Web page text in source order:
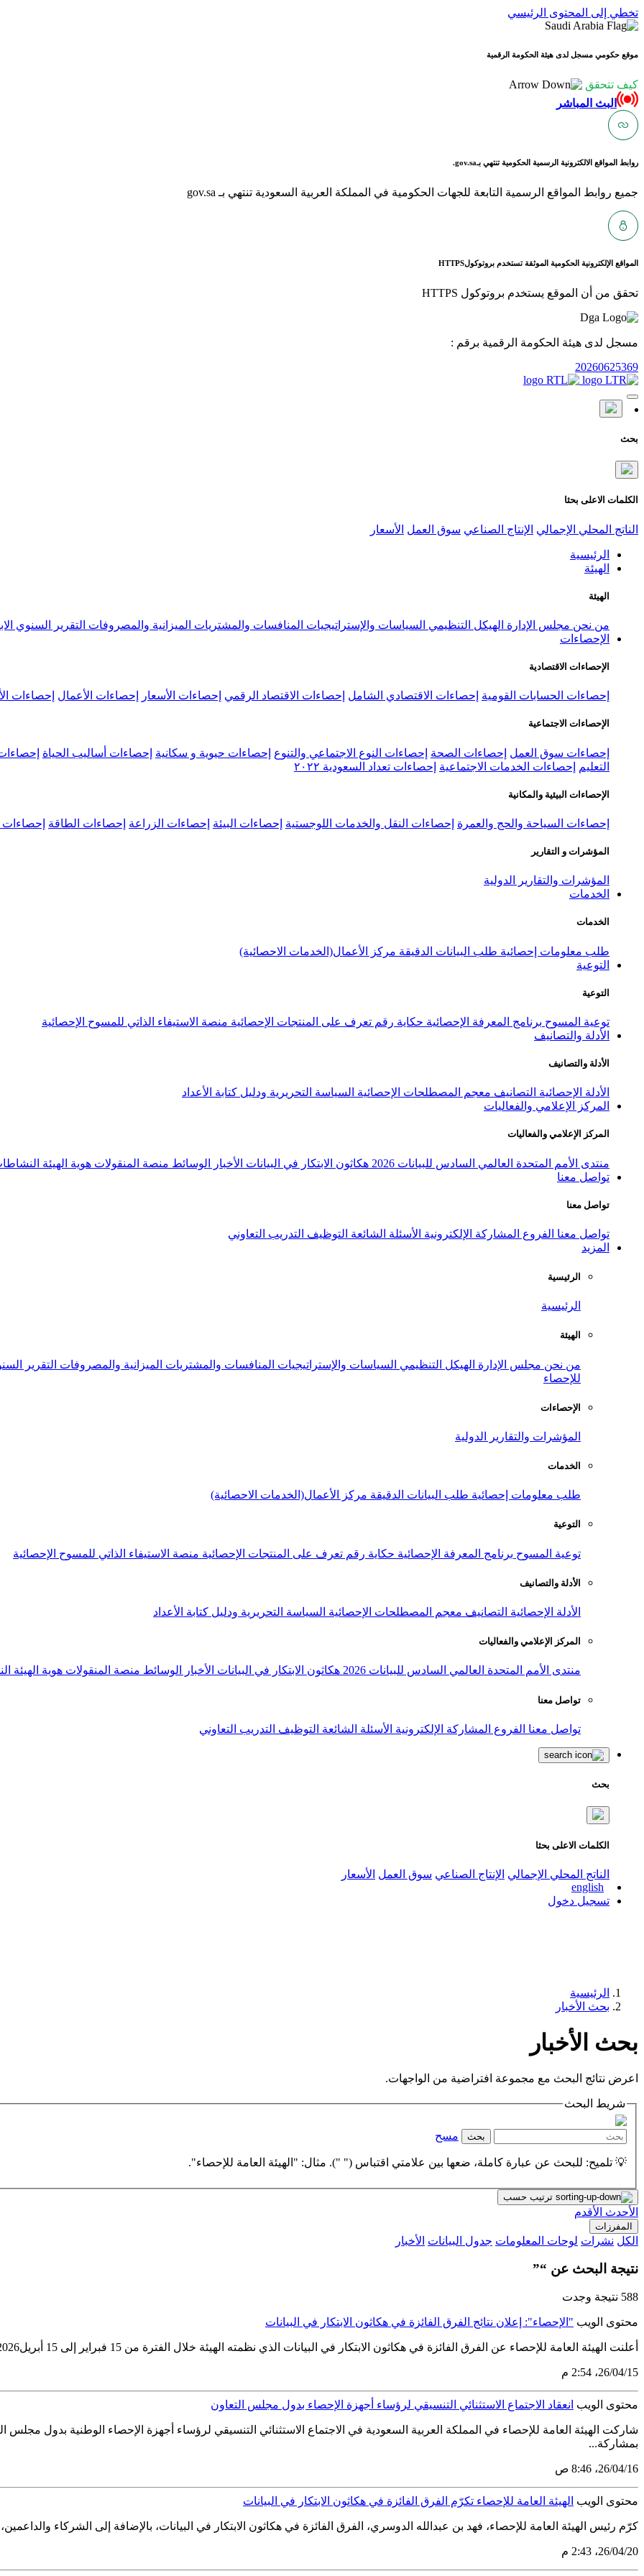
تخطي إلى المحتوى الرئيسي
موقع حكومي مسجل لدى هيئة الحكومة الرقمية
كيف تتحقق
البث المباشر
روابط المواقع الالكترونية الرسمية الحكومية تنتهي بـgov.sa.
جميع روابط المواقع الرسمية التابعة للجهات الحكومية في المملكة العربية السعودية تنتهي بـ gov.sa
المواقع الإلكترونية الحكومية الموثقة تستخدم بروتوكولHTTPS
تحقق من أن الموقع يستخدم بروتوكول HTTPS
مسجل لدى هيئة الحكومة الرقمية برقم :
20260625369
بحث
الكلمات الاعلى بحثا
الناتج المحلي الإجمالي الإنتاج الصناعي سوق العمل الأسعار
الرئيسية
الهيئة
الهيئة
من نحن مجلس الإدارة الهيكل التنظيمي السياسات والإستراتيجيات المنافسات والمشتريات الميزانية والمصروفات التقرير السنوي
الإحصاءات
الإحصاءات الاقتصادية
إحصاءات الحسابات القومية إحصاءات الاقتصادي الشامل إحصاءات الاقتصاد الرقمي إحصاءات الأسعار إحصاءات الأعمال إحصاءات
الإحصاءات الاجتماعية
إحصاءات سوق العمل إحصاءات الصحة إحصاءات النوع الاجتماعي والتنوع إحصاءات حيوية و سكانية إحصاءات أساليب الحياة
التعليم
إحصاءات الخدمات الاجتماعية إحصاءات تعداد السعودية ٢٠٢٢
الإحصاءات البيئية والمكانية
إحصاءات السياحة والحج والعمرة إحصاءات النقل والخدمات اللوجستية إحصاءات البيئة إحصاءات الزراعة إحصاءات الطاقة إحصاءات
المؤشرات و التقارير
المؤشرات والتقارير الدولية
الخدمات
الخدمات
طلب معلومات إحصائية طلب البيانات الدقيقة مركز الأعمال(الخدمات الاحصائية)
التوعية
التوعية
توعية المسوح برنامج المعرفة الإحصائية حكاية رقم تعرف على المنتجات الإحصائية منصة الاستيفاء الذاتي للمسوح الإحصائية
الأدلة والتصانيف
الأدلة والتصانيف
الأدلة الإحصائية التصانيف معجم المصطلحات الإحصائية السياسة التحريرية ودليل كتابة الأعداد
المركز الإعلامي والفعاليات
المركز الإعلامي والفعاليات
منتدى الأمم المتحدة العالمي السادس للبيانات 2026 هكاثون الابتكار في البيانات الأخبار الوسائط منصة المنقولات هوية الهيئة
تواصل معنا
تواصل معنا
تواصل معنا الفروع المشاركة الإلكترونية الأسئلة الشائعة التوظيف التدريب التعاوني
المزيد
الرئيسية
الرئيسية
الهيئة
من نحن مجلس الإدارة الهيكل التنظيمي السياسات والإستراتيجيات المنافسات والمشتريات الميزانية والمصروفات التقرير
للإحصاء
الإحصاءات
المؤشرات والتقارير الدولية
الخدمات
طلب معلومات إحصائية طلب البيانات الدقيقة مركز الأعمال(الخدمات الاحصائية)
التوعية
توعية المسوح برنامج المعرفة الإحصائية حكاية رقم تعرف على المنتجات الإحصائية منصة الاستيفاء الذاتي للمسوح الإحصائية
الأدلة والتصانيف
الأدلة الإحصائية التصانيف معجم المصطلحات الإحصائية السياسة التحريرية ودليل كتابة الأعداد
المركز الإعلامي والفعاليات
منتدى الأمم المتحدة العالمي السادس للبيانات 2026 هكاثون الابتكار في البيانات الأخبار الوسائط منصة المنقولات هوية الهيئة
تواصل معنا
تواصل معنا الفروع المشاركة الإلكترونية الأسئلة الشائعة التوظيف التدريب التعاوني
بحث
الكلمات الاعلى بحثا
الناتج المحلي الإجمالي الإنتاج الصناعي سوق العمل الأسعار
english
تسجيل دخول
الرئيسية
بحث الأخبار
بحث الأخبار
اعرض نتائج البحث مع مجموعة افتراضية من الواجهات.
شريط البحث
بحث مسح
💡 تلميح: للبحث عن عبارة كاملة، ضعها بين علامتي اقتباس (" "). مثال: "الهيئة العامة للإحصاء".
ترتيب حسب
الأحدث الأقدم
المفرزات
الكل نشرات لوحات المعلومات جدول البيانات الأخبار
نتيجة البحث عن “”
588 نتيجة وجدت
محتوى الويب "الإحصاء": إعلان نتائج الفرق الفائزة في هكاثون الابتكار في البيانات
أعلنت الهيئة العامة للإحصاء عن الفرق الفائزة في هكاثون الابتكار في البيانات الذي نظمته الهيئة خلال الفترة من 15 فبراير إلى 15 أبريل2026، ويُعد الهاكثون الأول من نوعه في توظيف الابتكار والتقنية...
15‏/04‏/26، 2:54 م
محتوى الويب انعقاد الاجتماع الاستثنائي التنسيقي لرؤساء أجهزة الإحصاء بدول مجلس التعاون
شاركت الهيئة العامة للإحصاء في المملكة العربية السعودية في الاجتماع الاستثنائي التنسيقي لرؤساء أجهزة الإحصاء الوطنية بدول مجلس
بمشاركة...
16‏/04‏/26، 8:46 ص
محتوى الويب الهيئة العامة للإحصاء تكرّم الفرق الفائزة في هكاثون الابتكار في البيانات
كرّم رئيس الهيئة العامة للإحصاء، فهد بن عبدالله الدوسري، الفرق الفائزة في هكاثون الابتكار في البيانات، بالإضافة إلى الشركاء
20‏/04‏/26، 2:43 م